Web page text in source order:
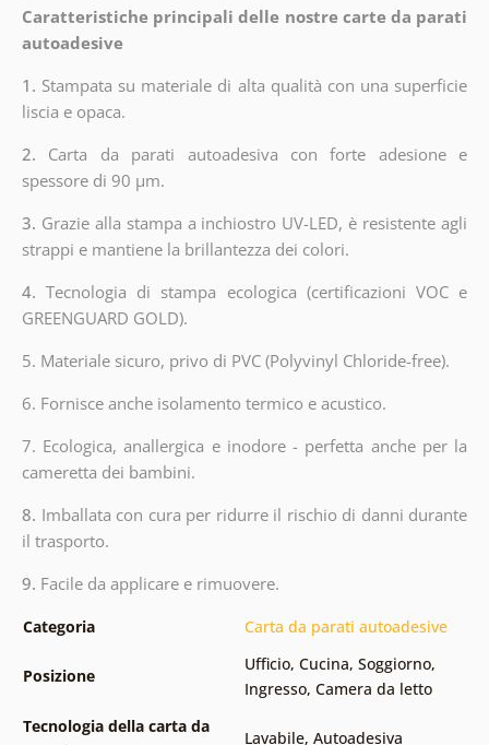
Caratteristiche principali delle nostre carte da parati
autoadesive
1. Stampata su materiale di alta qualità con una superficie
liscia e opaca.
2. Carta da parati autoadesiva con forte adesione e
spessore di 90 µm.
3. Grazie alla stampa a inchiostro UV-LED, è resistente agli
strappi e mantiene la brillantezza dei colori.
4.Tecnologia di stampa ecologica (certificazioni VOC e
GREENGUARD GOLD).
5. Materiale sicuro, privo di PVC (Polyvinyl Chloride-free).
6. Fornisce anche isolamento termico e acustico.
7. Ecologica, anallergica e inodore - perfetta anche per la
cameretta dei bambini.
8. Imballata con cura per ridurre il rischio di danni durante
il trasporto.
9. Facile da applicare e rimuovere.
Categoria Carta da parati autoadesive
Posizione
Ufficio, Cucina, Soggiorno,
Ingresso, Camera da letto
Tecnologia della carta da
Lavabile, Autoadesiva